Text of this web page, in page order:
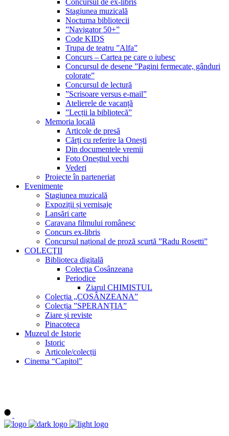
Concursul de ex-libris
Stagiunea muzicală
Nocturna bibliotecii
”Navigator 50+”
Code KIDS
Trupa de teatru ”Alfa”
Concurs – Cartea pe care o iubesc
Concursul de desene ”Pagini fermecate, gânduri
colorate”
Concursul de lectură
”Scrisoare versus e-mail”
Atelierele de vacanță
”Lecții la bibliotecă”
Memoria locală
Articole de presă
Cărți cu referire la Onești
Din documentele vremii
Foto Oneștiul vechi
Vederi
Proiecte în parteneriat
Evenimente
Stagiunea muzicală
Expoziții și vernisaje
Lansări carte
Caravana filmului românesc
Concurs ex-libris
Concursul național de proză scurtă ”Radu Rosetti”
COLECŢII
Biblioteca digitală
Colecţia Cosânzeana
Periodice
Ziarul CHIMISTUL
Colecția „COSÂNZEANA”
Colecția ”SPERANȚIA”
Ziare și reviste
Pinacoteca
Muzeul de Istorie
Istoric
Articole/colecții
Cinema “Capitol”